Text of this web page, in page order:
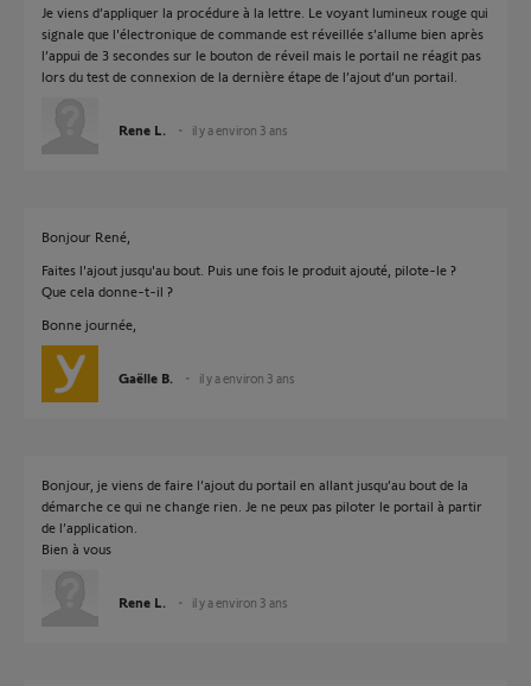
Je viens d’appliquer la procédure à la lettre. Le voyant lumineux rouge qui
signale que l'électronique de commande est réveillée s’allume bien après
l’appui de 3 secondes sur le bouton de réveil mais le portail ne réagit pas
lors du test de connexion de la dernière étape de l’ajout d’un portail.
Rene L. il y a environ 3 ans
Bonjour René,
Faites l'ajout jusqu'au bout. Puis une fois le produit ajouté, pilote-le ?
Que cela donne-t-il ?
Bonne journée,
Gaëlle B. il y a environ 3 ans
Bonjour, je viens de faire l’ajout du portail en allant jusqu’au bout de la
démarche ce qui ne change rien. Je ne peux pas piloter le portail à partir
de l’application.
Bien à vous
Rene L. il y a environ 3 ans